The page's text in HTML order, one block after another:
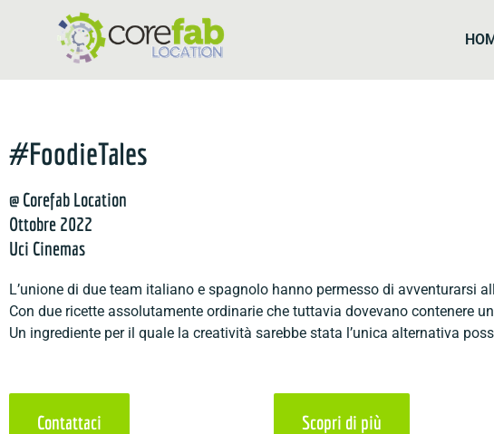
#FoodieTales
@ Corefab Location
Ottobre 2022
Uci Cinemas
L’unione di due team italiano e spagnolo hanno permesso di avventurarsi
Con due ricette assolutamente ordinarie che tuttavia dovevano contenere
Un ingrediente per il quale la creatività sarebbe stata l’unica alternativa
Contattaci Scopri di più